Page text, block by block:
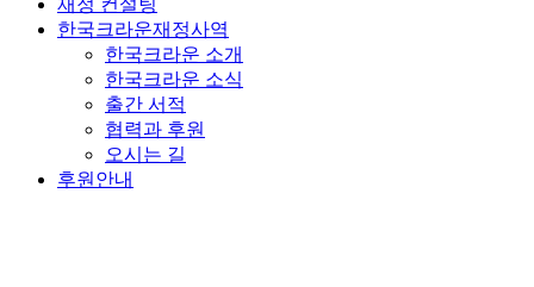
재정 컨설팅
한국크라운재정사역
한국크라운 소개
한국크라운 소식
출간 서적
협력과 후원
오시는 길
후원안내